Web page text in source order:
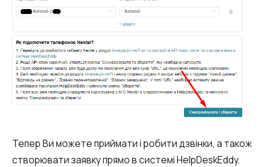
Тепер Ви можете приймати і робити дзвінки, а також
створювати заявку прямо в системі HelpDeskEddy.